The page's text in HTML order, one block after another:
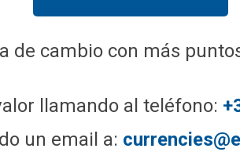
de cambio con más
llamando al teléfono:
un email a: